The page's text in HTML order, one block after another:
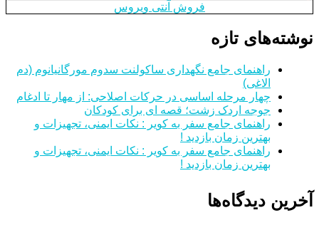
فروش آنتی ویروس
نوشته‌های تازه
راهنمای جامع نگهداری ساکولنت سدوم مورگانیانوم (دم
الاغی)
چهار مرحله اساسی در حرکات اصلاحی: از مهار تا ادغام
جوجه اردک زشت؛ قصه ای برای کودکان
راهنمای جامع سفر به کویر : نکات ایمنی، تجهیزات و
بهترین زمان بازدید !
راهنمای جامع سفر به کویر : نکات ایمنی، تجهیزات و
بهترین زمان بازدید !
آخرین دیدگاه‌ها